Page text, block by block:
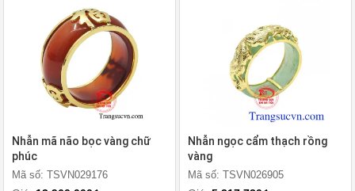
Nhẫn mã não bọc vàng chữ
phúc
Mã số: TSVN029176
Nhẫn ngọc cẩm thạch rồng
vàng
Mã số: TSVN026905